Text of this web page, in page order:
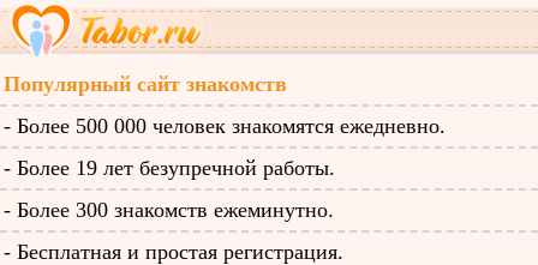
Популярный сайт знакомств
- Более 500 000 человек знакомятся ежедневно.
- Более 19 лет безупречной работы.
- Более 300 знакомств ежеминутно.
- Бесплатная и простая регистрация.